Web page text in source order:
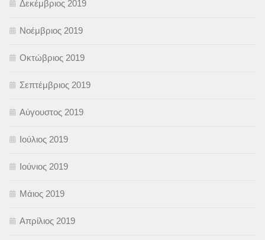
Δεκέμβριος 2019
Νοέμβριος 2019
Οκτώβριος 2019
Σεπτέμβριος 2019
Αύγουστος 2019
Ιούλιος 2019
Ιούνιος 2019
Μάιος 2019
Απρίλιος 2019